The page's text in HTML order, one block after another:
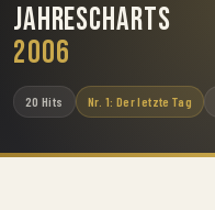
Jahrescharts
2006
20 Hits Nr. 1: Der letzte Tag